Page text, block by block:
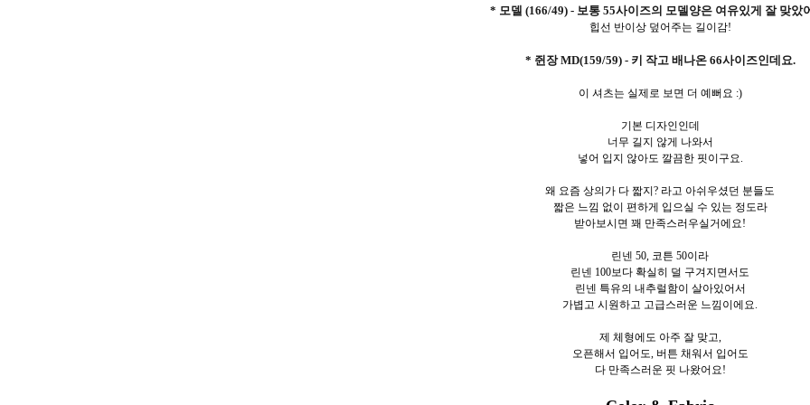
* 모델 (166/49) - 보통 55사이즈의 모델양은 여유있게 잘 맞았
힙선 반이상 덮어주는 길이감!
* 쥔장 MD(159/59) - 키 작고 배나온 66사이즈인데요.
이 셔츠는 실제로 보면 더 예뻐요 :)
기본 디자인인데
너무 길지 않게 나와서
넣어 입지 않아도 깔끔한 핏이구요.
왜 요즘 상의가 다 짧지? 라고 아쉬우셨던 분들도
짧은 느낌 없이 편하게 입으실 수 있는 정도라
받아보시면 꽤 만족스러우실거에요!
린넨 50, 코튼 50이라
린넨 100보다 확실히 덜 구겨지면서도
린넨 특유의 내추럴함이 살아있어서
가볍고 시원하고 고급스러운 느낌이에요.
제 체형에도 아주 잘 맞고,
오픈해서 입어도, 버튼 채워서 입어도
다 만족스러운 핏 나왔어요!